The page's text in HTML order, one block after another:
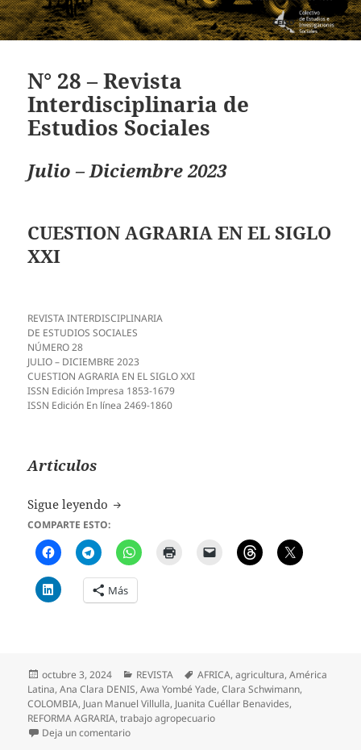
N° 28 – Revista
Interdisciplinaria de
Estudios Sociales
Julio – Diciembre 2023
CUESTION AGRARIA EN EL SIGLO
XXI
REVISTA INTERDISCIPLINARIA
DE ESTUDIOS SOCIALES
NÚMERO 28
JULIO – DICIEMBRE 2023
CUESTION AGRARIA EN EL SIGLO XXI
ISSN Edición Impresa 1853-1679
ISSN Edición En línea 2469-1860
Articulos
Sigue leyendo N° 28 – Revista Interdisciplinaria de
COMPARTE ESTO:
Más
Publicado
el
octubre 3, 2024 Categorías
REVISTA Etiquetas
AFRICA,agricultura,América
Latina,Ana Clara DENIS,Awa Yombé Yade,Clara Schwimann,
COLOMBIA, Juan Manuel Villulla, Juanita Cuéllar Benavides,
REFORMA AGRARIA,trabajo agropecuario
Deja un comentarioen N° 28 – Revista Interdisciplinaria de Estudios